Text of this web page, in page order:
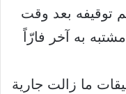
من العمر 15 عاماً تم توقيفه بعد وقت
به آخر فارّاً
ما زالت جارية